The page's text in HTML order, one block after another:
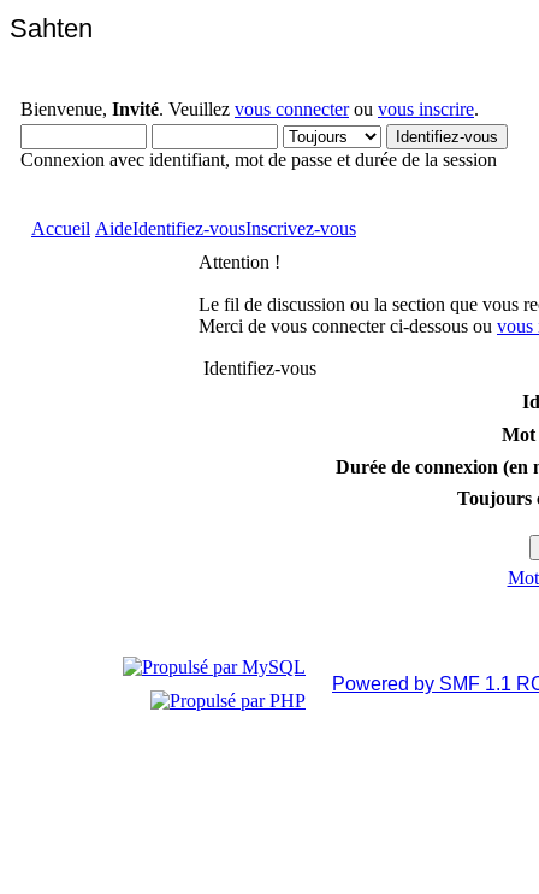
Sahten
Bienvenue, Invité. Veuillez vous connecterou vous inscrire.
Connexion avec identifiant, mot de passe et durée de la session
Accueil AideIdentifiez-vousInscrivez-vous
Attention !
Le fil de discussion ou la section que vous
Merci de vous connecter ci-dessous ou vous
Identifiez-vous
Mot
Durée de connexion (en
Toujours
Powered by SMF 1.1